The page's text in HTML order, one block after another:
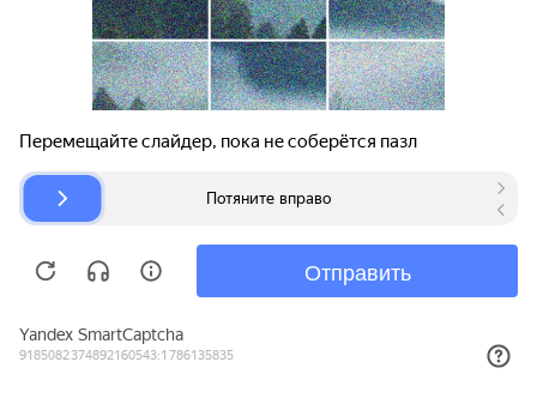
Для автокомпаний
Авторазборки
Помощь
Карта сайта
© bibinet.ru - система поиска запчастей,
Copyright 2010-2026 Все права защищены